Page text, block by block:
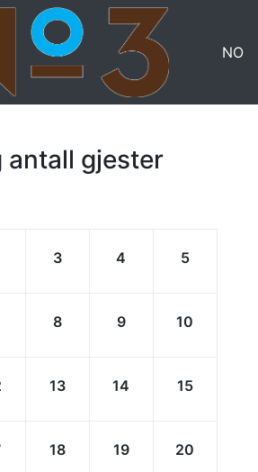
NO
antall gjester
3 4 5
8 9 10
13 14 15
18 19 20